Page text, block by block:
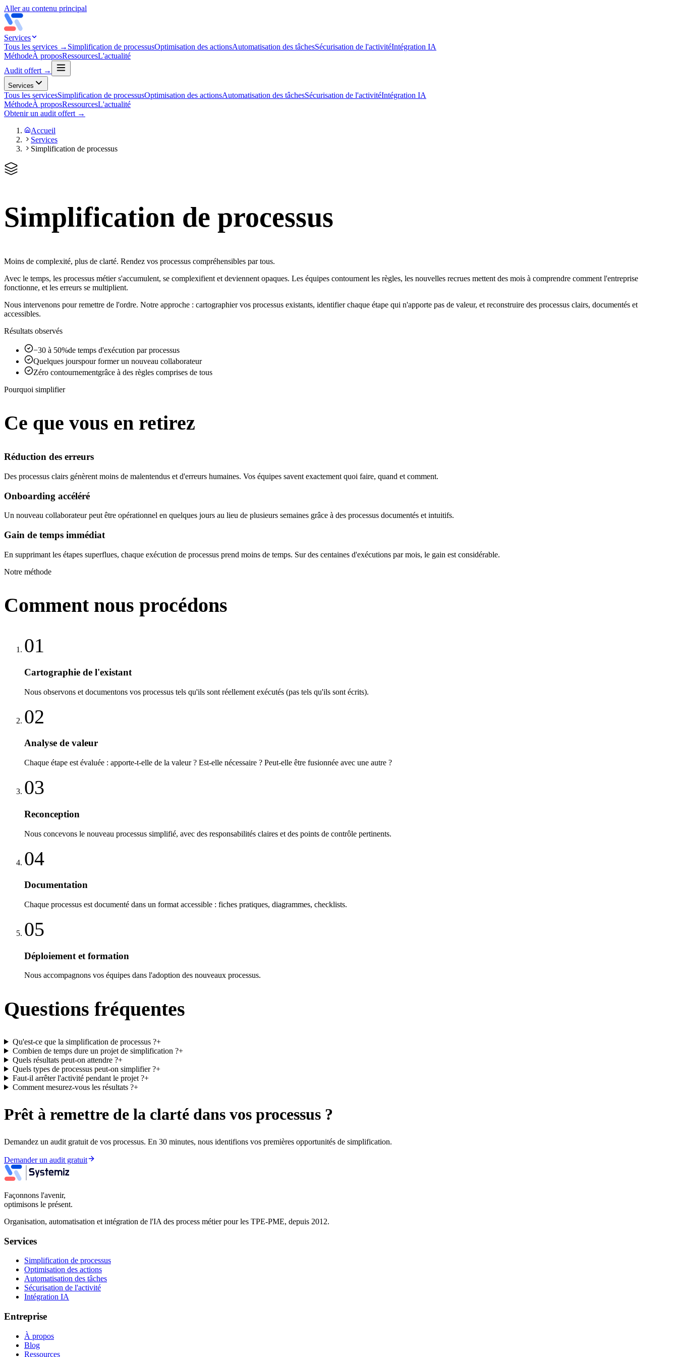
Aller au contenu principal
Services
Tous les services → Simplification de processusOptimisation des actionsAutomatisation des tâchesSécurisation de l'activitéIntégration IA
MéthodeÀ proposRessourcesL'actualité
Audit offert →
Services
Tous les servicesSimplification de processusOptimisation des actionsAutomatisation des tâchesSécurisation de l'activitéIntégration IA
MéthodeÀ proposRessourcesL'actualité
Obtenir un audit offert →
Accueil
Services
Simplification de processus
Simplification de processus
Moins de complexité, plus de clarté. Rendez vos processus compréhensibles par tous.
Avec le temps, les processus métier s'accumulent, se complexifient et deviennent opaques. Les équipes contournent les règles, les nouvelles recrues mettent des mois à comprendre comment l'entreprise
fonctionne, et les erreurs se multiplient.
Nous intervenons pour remettre de l'ordre. Notre approche : cartographier vos processus existants, identifier chaque étape qui n'apporte pas de valeur, et reconstruire des processus clairs, documentés et
accessibles.
Résultats observés
−30 à 50%de temps d'exécution par processus
Quelques jourspour former un nouveau collaborateur
Zéro contournementgrâce à des règles comprises de tous
Pourquoi simplifier
Ce que vous en retirez
Réduction des erreurs
Des processus clairs génèrent moins de malentendus et d'erreurs humaines. Vos équipes savent exactement quoi faire, quand et comment.
Onboarding accéléré
Un nouveau collaborateur peut être opérationnel en quelques jours au lieu de plusieurs semaines grâce à des processus documentés et intuitifs.
Gain de temps immédiat
En supprimant les étapes superflues, chaque exécution de processus prend moins de temps. Sur des centaines d'exécutions par mois, le gain est considérable.
Notre méthode
Comment nous procédons
01
Cartographie de l'existant
Nous observons et documentons vos processus tels qu'ils sont réellement exécutés (pas tels qu'ils sont écrits).
02
Analyse de valeur
Chaque étape est évaluée : apporte-t-elle de la valeur ? Est-elle nécessaire ? Peut-elle être fusionnée avec une autre ?
03
Reconception
Nous concevons le nouveau processus simplifié, avec des responsabilités claires et des points de contrôle pertinents.
04
Documentation
Chaque processus est documenté dans un format accessible : fiches pratiques, diagrammes, checklists.
05
Déploiement et formation
Nous accompagnons vos équipes dans l'adoption des nouveaux processus.
Questions fréquentes
Qu'est-ce que la simplification de processus ?+
Combien de temps dure un projet de simplification ?+
Quels résultats peut-on attendre ?+
Quels types de processus peut-on simplifier ?+
Faut-il arrêter l'activité pendant le projet ?+
Comment mesurez-vous les résultats ?+
Prêt à remettre de la clarté dans vos processus ?
Demandez un audit gratuit de vos processus. En 30 minutes, nous identifions vos premières opportunités de simplification.
Demander un audit gratuit
Façonnons l'avenir,
optimisons le présent.
Organisation, automatisation et intégration de l'IA des process métier pour les TPE-PME, depuis 2012.
Services
Simplification de processus
Optimisation des actions
Automatisation des tâches
Sécurisation de l'activité
Intégration IA
Entreprise
À propos
Blog
Ressources